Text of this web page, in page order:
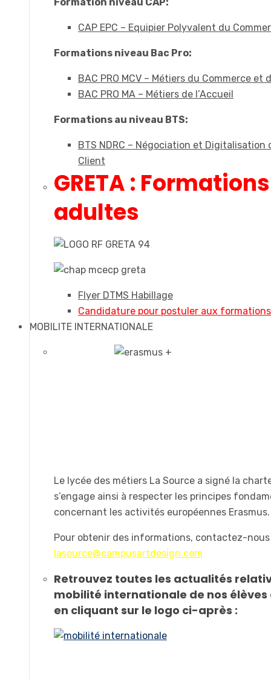
CAP EPC – Equipier Polyvalent du
Formations niveau Bac Pro:
BAC PRO MCV – Métiers du Commerce et
BAC PRO MA – Métiers de l’Accueil
Formations au niveau BTS:
BTS NDRC – Négociation et Digitalisation
Client
GRETA :
adultes
Flyer DTMS Habillage
Candidature pour postuler aux formations
MOBILITE INTERNATIONALE
Le lycée des métiers La Source a signé la
s’engage ainsi à respecter les principes
concernant les activités européennes Erasmus.
Pour obtenir des informations, contactez-
lasource@campusartdesign.com
Retrouvez toutes les actualités
mobilité internationale de nos
en cliquant sur le logo ci-après :